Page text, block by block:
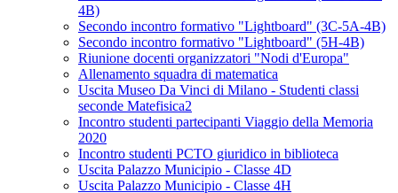
4B)
Secondo incontro formativo "Lightboard" (3C-5A-4B)
Secondo incontro formativo "Lightboard" (5H-4B)
Riunione docenti organizzatori "Nodi d'Europa"
Allenamento squadra di matematica
Uscita Museo Da Vinci di Milano - Studenti classi
seconde Matefisica2
Incontro studenti partecipanti Viaggio della Memoria
2020
Incontro studenti PCTO giuridico in biblioteca
Uscita Palazzo Municipio - Classe 4D
Uscita Palazzo Municipio - Classe 4H